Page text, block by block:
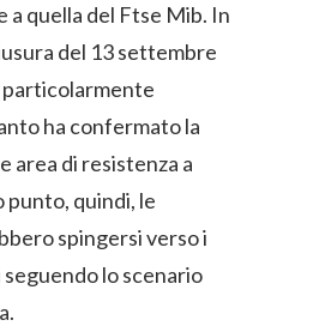
a quella del Ftse Mib. In
del 13 settembre
ha confermato la
area di resistenza a
punto, quindi, le
spingersi verso i
seguendo lo scenario